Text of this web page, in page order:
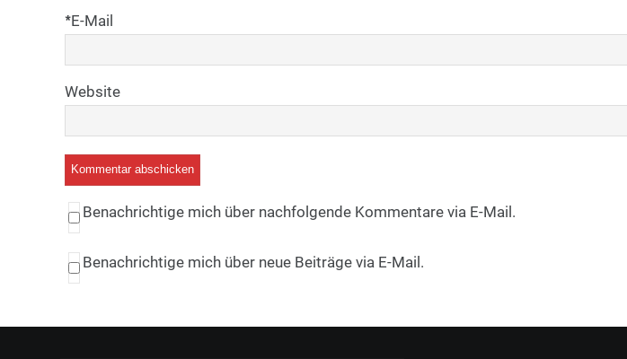
E-Mail
*
Website
Benachrichtige mich über nachfolgende Kommentare via E-Mail.
Benachrichtige mich über neue Beiträge via E-Mail.